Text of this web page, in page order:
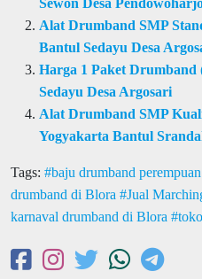
Alat Drumband SMP
Bantul Sedayu Desa
Harga 1 Paket
Sedayu Desa Argosari
Alat Drumband SMP
Yogyakarta Bantul
Tags: baju drumband
drumband di Blora
Jual
karnaval drumband di Blora